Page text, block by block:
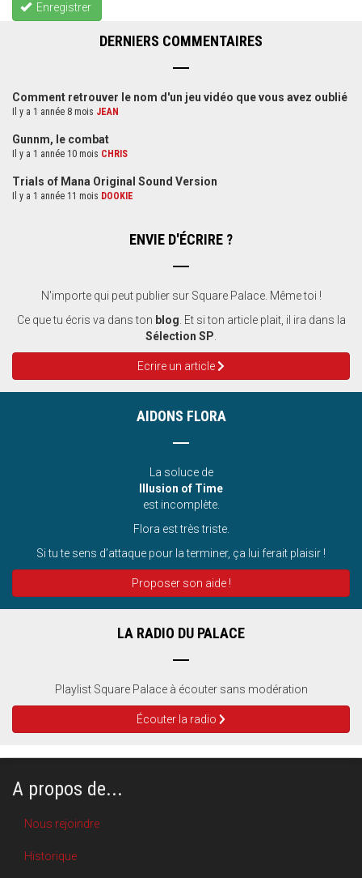
Enregistrer
DERNIERS COMMENTAIRES
Comment retrouver le nom d'un jeu vidéo que vous avez oublié
Il y a 1 année 8 mois JEAN
Gunnm, le combat
Il y a 1 année 10 mois CHRIS
Trials of Mana Original Sound Version
Il y a 1 année 11 mois DOOKIE
ENVIE D'ÉCRIRE ?
N'importe qui peut publier sur Square Palace. Même toi !
Ce que tu écris va dans ton blog . Et si ton article plait, il ira dans la
Sélection SP
Ecrire un article
AIDONS FLORA
La soluce de
Illusion of Time
est incomplète.
Flora est très triste.
Si tu te sens d’attaque pour la terminer, ça lui ferait plaisir !
Proposer son aide !
LA RADIO DU PALACE
Playlist Square Palace à écouter sans modération
Écouter la radio
A propos de...
Nous rejoindre
Historique